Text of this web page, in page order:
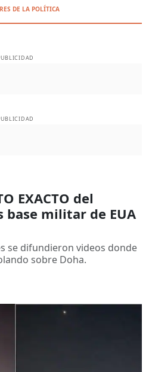
DE LA POLÍTICA
EXACTO del
base militar de EUA
se difundieron videos donde
sobre Doha.